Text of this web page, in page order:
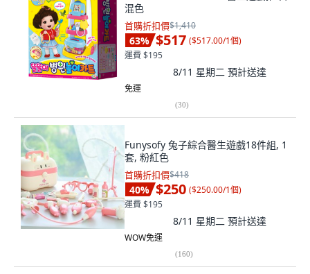
混色
首購折扣價$1,410
63% $517 ($517.00/1個)
運費 $195
8/11 星期二 預計送達
免運
(30)
Funysofy 兔子綜合醫生遊戲18件組, 1
套, 粉紅色
首購折扣價$418
40% $250 ($250.00/1個)
運費 $195
8/11 星期二 預計送達
WOW免運
(160)